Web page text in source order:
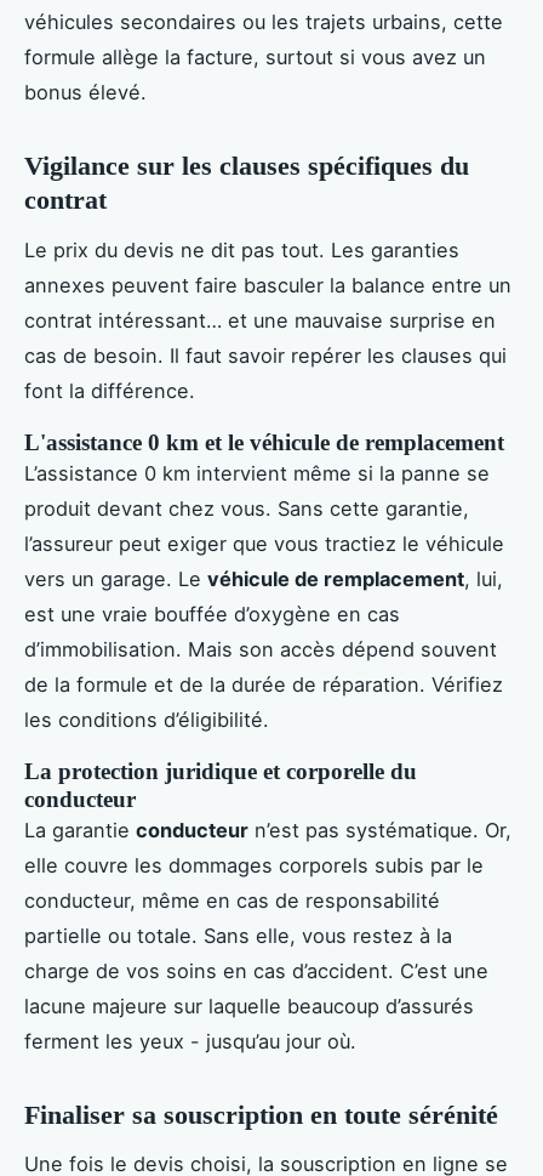
véhicules secondaires ou les trajets urbains, cette
formule allège la facture, surtout si vous avez un
bonus élevé.
Vigilance sur les clauses spécifiques du
contrat
Le prix du devis ne dit pas tout. Les garanties
annexes peuvent faire basculer la balance entre un
contrat intéressant… et une mauvaise surprise en
cas de besoin. Il faut savoir repérer les clauses qui
font la différence.
L'assistance 0 km et le véhicule de remplacement
L’assistance 0 km intervient même si la panne se
produit devant chez vous. Sans cette garantie,
l’assureur peut exiger que vous tractiez le véhicule
vers un garage. Le véhicule de remplacement, lui,
est une vraie bouffée d’oxygène en cas
d’immobilisation. Mais son accès dépend souvent
de la formule et de la durée de réparation. Vérifiez
les conditions d’éligibilité.
La protection juridique et corporelle du
conducteur
La garantie conducteur n’est pas systématique. Or,
elle couvre les dommages corporels subis par le
conducteur, même en cas de responsabilité
partielle ou totale. Sans elle, vous restez à la
charge de vos soins en cas d’accident. C’est une
lacune majeure sur laquelle beaucoup d’assurés
ferment les yeux - jusqu’au jour où.
Finaliser sa souscription en toute sérénité
Une fois le devis choisi, la souscription en ligne se